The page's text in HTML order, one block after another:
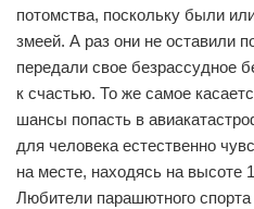
потомства, поскольку были
змеей. А раз они не оставили
передали свое безрассудное
к счастью. То же самое
шансы попасть в
для человека естественно
на месте, находясь на высоте
Любители парашютного спорта